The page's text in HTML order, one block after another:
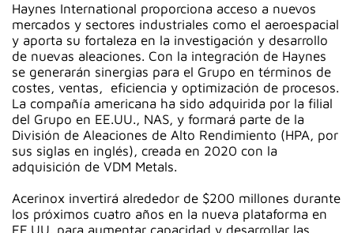
Haynes International proporciona acceso a nuevos
mercados y sectores industriales como el aeroespacial
y aporta su fortaleza en la investigación y desarrollo
de nuevas aleaciones. Con la integración de Haynes
se generarán sinergias para el Grupo en términos de
costes, ventas, eficiencia y optimización de procesos.
La compañía americana ha sido adquirida por la filial
del Grupo en EE.UU., NAS, y formará parte de la
División de Aleaciones de Alto Rendimiento (HPA, por
sus siglas en inglés), creada en 2020 con la
adquisición de VDM Metals.
Acerinox invertirá alrededor de $200 millones durante
los próximos cuatro años en la nueva plataforma en